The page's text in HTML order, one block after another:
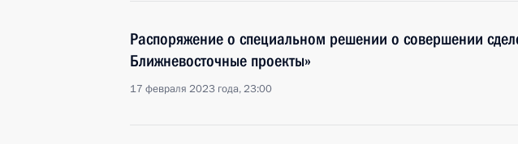
Распоряжение о специальном решении о совершении
Ближневосточные проекты»
17 февраля 2023 года, 23:00